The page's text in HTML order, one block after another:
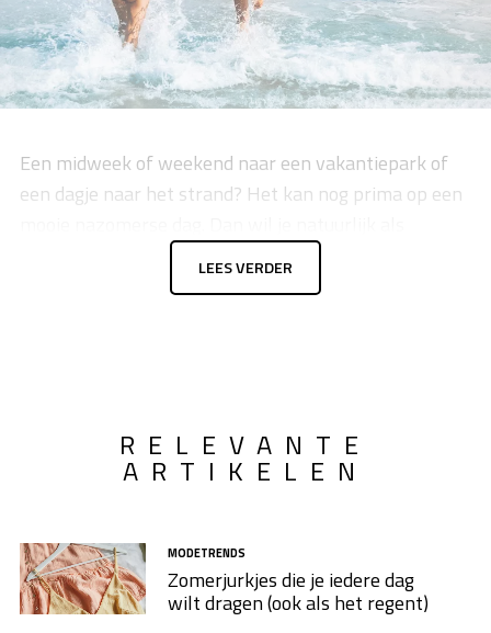
Een midweek of weekend naar een vakantiepark of
een dagje naar het strand? Het kan nog prima op een
modebewuste vrouw goed voor de dag komen. Zolang
de temperaturen het toelaten, kan de bikini nog
LEES VERDER
RELEVANTE
ARTIKELEN
MODETRENDS
Zomerjurkjes die je iedere dag
wilt dragen (ook als het regent)